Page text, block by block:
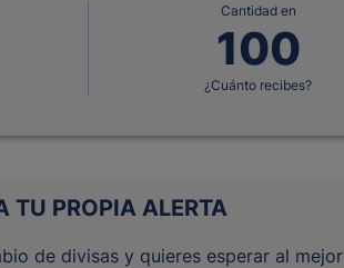
Cantidad en
¿Cuánto recibes?
TU PROPIA ALERTA
de divisas y quieres esperar al mejor